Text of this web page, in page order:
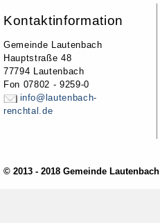
Kontaktinformation
Gemeinde Lautenbach
Hauptstraße 48
77794 Lautenbach
Fon 07802 - 9259-0
info@lautenbach-
renchtal.de
© 2013 - 2018 Gemeinde Lautenbach